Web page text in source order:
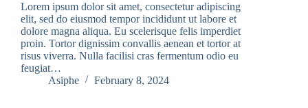
Lorem ipsum dolor sit amet, consectetur adipiscing
elit, sed do eiusmod tempor incididunt ut labore et
dolore magna aliqua. Eu scelerisque felis imperdiet
proin. Tortor dignissim convallis aenean et tortor at
risus viverra. Nulla facilisi cras fermentum odio eu
feugiat…
Asiphe
February 8, 2024